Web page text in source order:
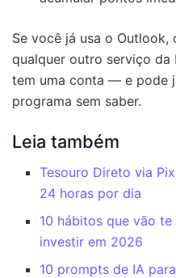
Se você já usa o Outlook,
qualquer outro serviço
tem uma conta — e pode
programa sem saber.
Leia também
Tesouro Direto via
24 horas por dia
10 hábitos que vão
investir em 2026
10 prompts de IA